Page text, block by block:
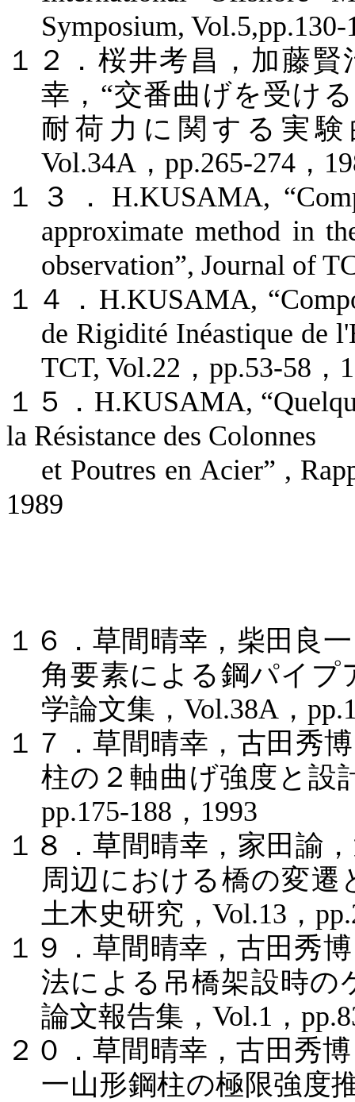
Symposium, Vol.5,pp.130-
１２．桜井考昌，加藤
幸， “交番曲げを受け
耐荷力に関する実
Vol.34A ， pp.265-274 ，
１３． H.KUSAMA,
approximate method in
observation”, Journal of
１４． H.KUSAMA,
de Rigidité Inéastique de
TCT, Vol.22 ， pp.53-58 ，
１５． H.KUSAMA,
la Résistance des Colonnes
et Poutres en Acier” ,
1989
１６．草間晴幸，柴田良
角要素による鋼パイプ
学論文集， Vol.38A ，
１７．草間晴幸，古田秀
柱の２軸曲げ強度と設
pp.175-188 ， 1993
１８．草間晴幸，家田諭
周辺における橋の変遷
土木史研究， Vol.13 ，
１９．草間晴幸，古田秀
法による吊橋架設時の
論文報告集， Vol.1 ，
２０．草間晴幸，古田秀
一山形鋼柱の極限強度